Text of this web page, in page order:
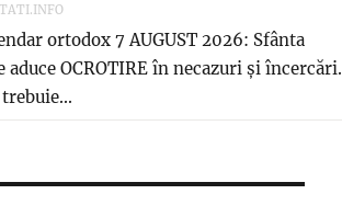
ortodox 7 AUGUST 2026: Sfânta
aduce OCROTIRE în necazuri și încercări.